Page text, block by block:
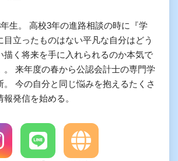
生。 高校3年の進路相談の時に『学
目立ったものはない平凡な自分はどう
描く将来を手に入れられるのか本気で
。 来年度の春から公認会計士の専門学
。 今の自分と同じ悩みを抱えるたくさ
発信を始める。